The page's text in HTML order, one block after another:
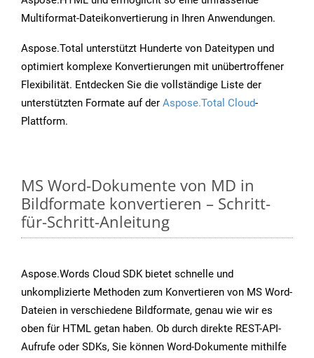
Multiformat-Dateikonvertierung in Ihren Anwendungen.
Aspose.Total unterstützt Hunderte von Dateitypen und
optimiert komplexe Konvertierungen mit unübertroffener
Flexibilität. Entdecken Sie die vollständige Liste der
unterstützten Formate auf der Aspose.Total Cloud-
Plattform.
MS Word-Dokumente von MD in
Bildformate konvertieren – Schritt-
für-Schritt-Anleitung
Aspose.Words Cloud SDK bietet schnelle und
unkomplizierte Methoden zum Konvertieren von MS Word-
Dateien in verschiedene Bildformate, genau wie wir es
oben für HTML getan haben. Ob durch direkte REST-API-
Aufrufe oder SDKs, Sie können Word-Dokumente mithilfe